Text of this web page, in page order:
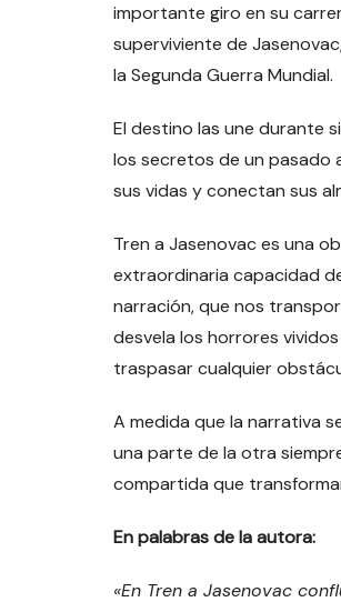
importante giro en su
superviviente de
la Segunda Guerra Mundial.
El destino las une durante
los secretos de un pasado
sus vidas y conectan sus
Tren a Jasenovac es una
extraordinaria capacidad
narración, que nos
desvela los horrores
traspasar cualquier
A medida que la narrativa
una parte de la otra
compartida que
En palabras de la autora:
«En Tren a Jasenovac